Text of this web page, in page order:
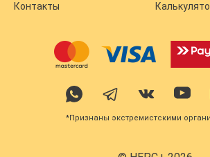
Контакты
*Признаны экстремистскими